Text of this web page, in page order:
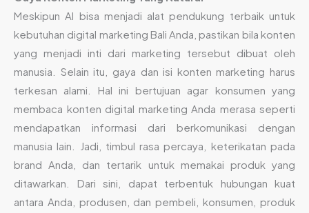
Meskipun AI bisa menjadi alat pendukung terbaik untuk
kebutuhan digital marketing Bali Anda, pastikan bila konten
yang menjadi inti dari marketing tersebut dibuat oleh
manusia. Selain itu, gaya dan isi konten marketing harus
terkesan alami. Hal ini bertujuan agar konsumen yang
membaca konten digital marketing Anda merasa seperti
mendapatkan informasi dari berkomunikasi dengan
manusia lain. Jadi, timbul rasa percaya, keterikatan pada
brand Anda, dan tertarik untuk memakai produk yang
ditawarkan. Dari sini, dapat terbentuk hubungan kuat
antara Anda, produsen, dan pembeli, konsumen, produk